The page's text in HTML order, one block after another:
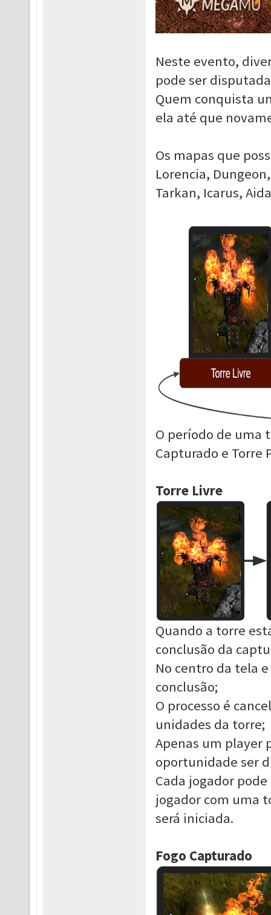
Neste evento,
pode ser
Quem conquista
ela até que
Os mapas que
Lorencia,
Tarkan, Icarus,
O período de uma
Capturado e Torre
Torre Livre
Quando a torre
conclusão da
No centro da tela
conclusão;
O processo é
unidades da torre;
Apenas um player
oportunidade ser
Cada jogador
jogador com uma
será iniciada.
Fogo Capturado